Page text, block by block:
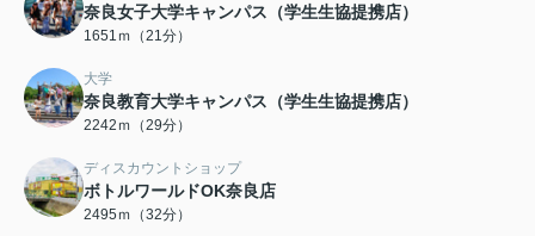
奈良女子大学キャンパス（学生生協提携店）
1651ｍ（21分）
大学
奈良教育大学キャンパス（学生生協提携店）
2242ｍ（29分）
ディスカウントショップ
ボトルワールドOK奈良店
2495ｍ（32分）